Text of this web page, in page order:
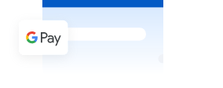
Acquista con contanti
Bonifico SEPA